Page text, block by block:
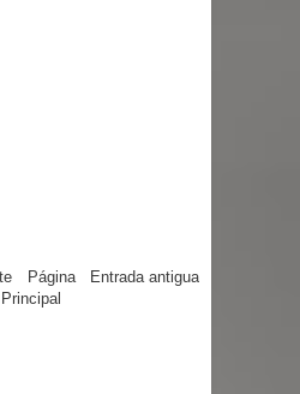
Entrada antigua
Página
Principal